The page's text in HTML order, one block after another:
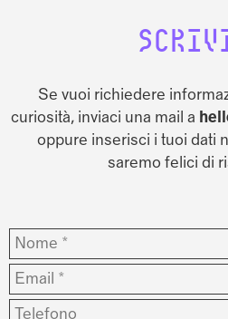
Se vuoi richiedere
curiosità, inviaci una mail a
oppure inserisci i tuoi dati
saremo felici di
Nome*
Email *
Telefono